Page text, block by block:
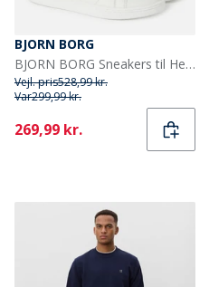
BJORN BORG
BJORN BORG Sneakers til Herre T450 EMB Wh00
Vejl. pris528,99 kr.
Var299,99 kr.
Current
269,99 kr.